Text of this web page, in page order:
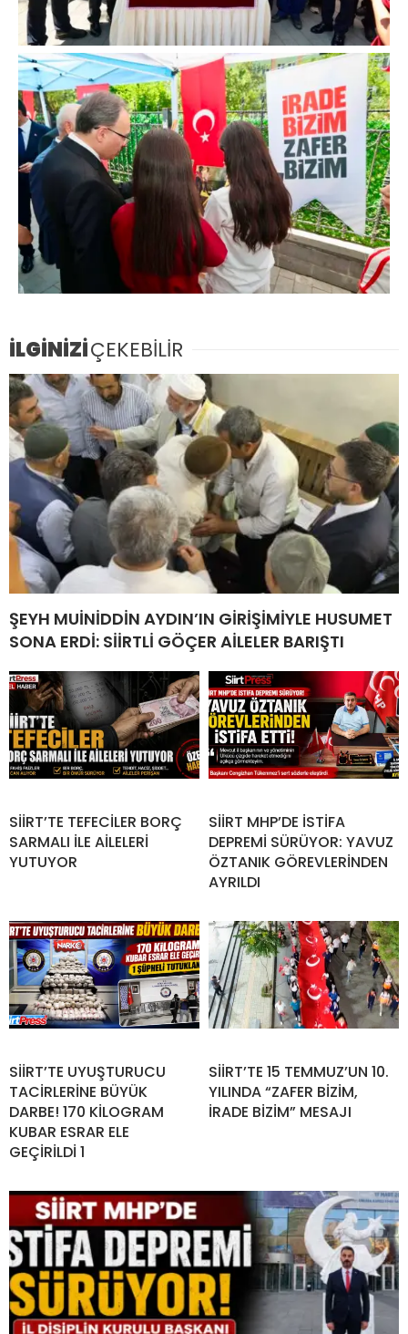
İLGİNİZİÇEKEBİLİR
ŞEYH MUİNİDDİN AYDIN’IN GİRİŞİMİYLE HUSUMET
SONA ERDİ: SİİRTLİ GÖÇER AİLELER BARIŞTI
SİİRT’TE TEFECİLER BORÇ
SARMALI İLE AİLELERİ
YUTUYOR
SİİRT MHP’DE İSTİFA
DEPREMİ SÜRÜYOR: YAVUZ
ÖZTANIK GÖREVLERİNDEN
AYRILDI
SİİRT’TE UYUŞTURUCU
TACİRLERİNE BÜYÜK
DARBE! 170 KİLOGRAM
KUBAR ESRAR ELE
GEÇİRİLDİ 1
SİİRT’TE 15 TEMMUZ’UN 10.
YILINDA “ZAFER BİZİM,
İRADE BİZİM” MESAJI